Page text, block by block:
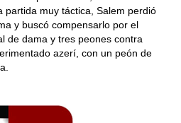
partida muy táctica, Salem perdió
y buscó compensarlo por el
de dama y tres peones contra
azerí, con un peón de